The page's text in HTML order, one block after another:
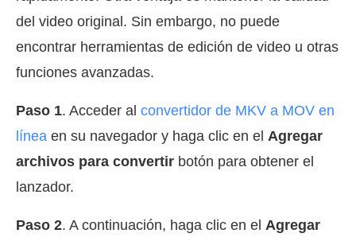
del video original. Sin embargo, no puede
encontrar herramientas de edición de video u otras
funciones avanzadas.
Paso 1. Acceder al convertidor de MKV a MOV en
línea en su navegador y haga clic en el Agregar
archivos para convertir botón para obtener el
lanzador.
Paso 2. A continuación, haga clic en el Agregar